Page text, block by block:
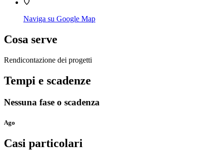
Naviga su Google Map
Cosa serve
Rendicontazione dei progetti
Tempi e scadenze
Nessuna fase o scadenza
Ago
Casi particolari